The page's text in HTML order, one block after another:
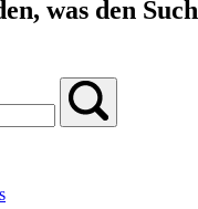
was den